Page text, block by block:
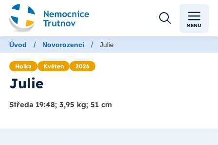
MENU
Úvod / Novorozenci / Julie
Holka Květen 2026
Julie
Středa 19:48; 3,95 kg; 51 cm